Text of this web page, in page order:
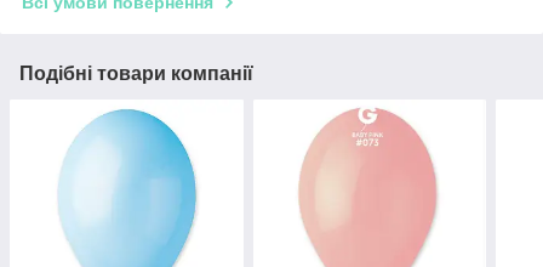
Подібні товари компанії